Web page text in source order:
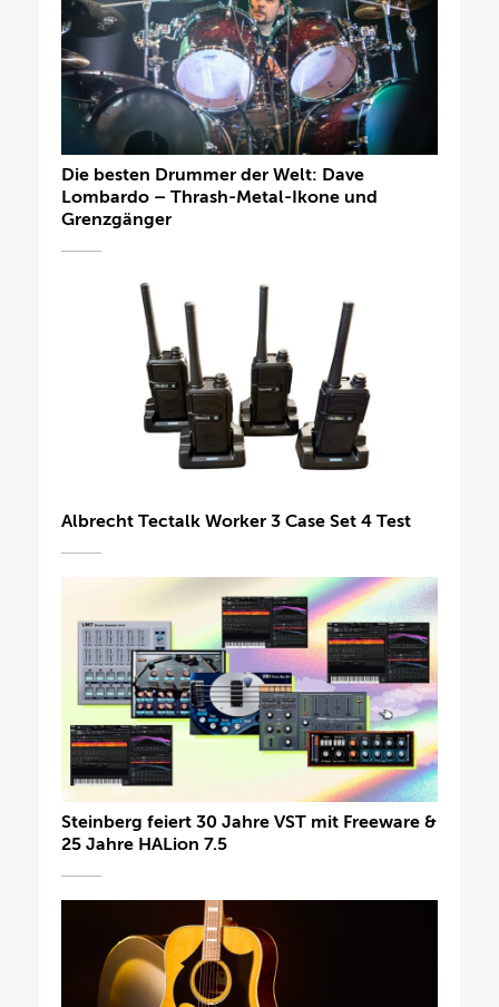
Die besten Drummer der Welt: Dave
Lombardo – Thrash-Metal-Ikone und
Grenzgänger
Albrecht Tectalk Worker 3 Case Set 4 Test
Steinberg feiert 30 Jahre VST mit Freeware &
25 Jahre HALion 7.5